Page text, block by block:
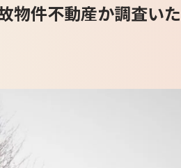
件不動産か調査い